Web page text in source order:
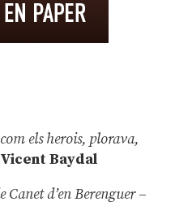
els herois, plorava,
Vicent Baydal
Canet d’en Berenguer–